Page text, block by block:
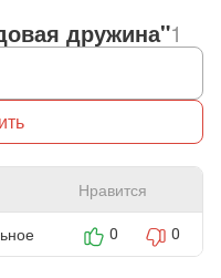
дружина"1
Нравится
0 0